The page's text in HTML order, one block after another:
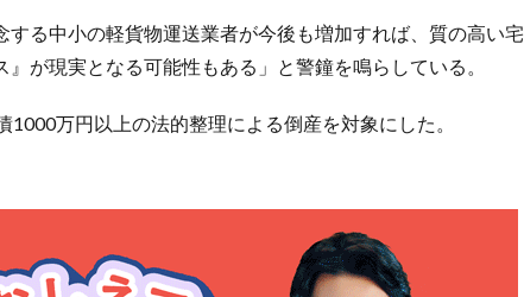
する中小の軽貨物運送業者が今後も増加すれば、質の高い宅
が現実となる可能性もある」と警鐘を鳴らしている。
万円以上の法的整理による倒産を対象にした。